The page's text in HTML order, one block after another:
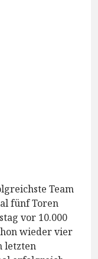
Team
fünf Toren
vor 10.000
wieder vier
letzten